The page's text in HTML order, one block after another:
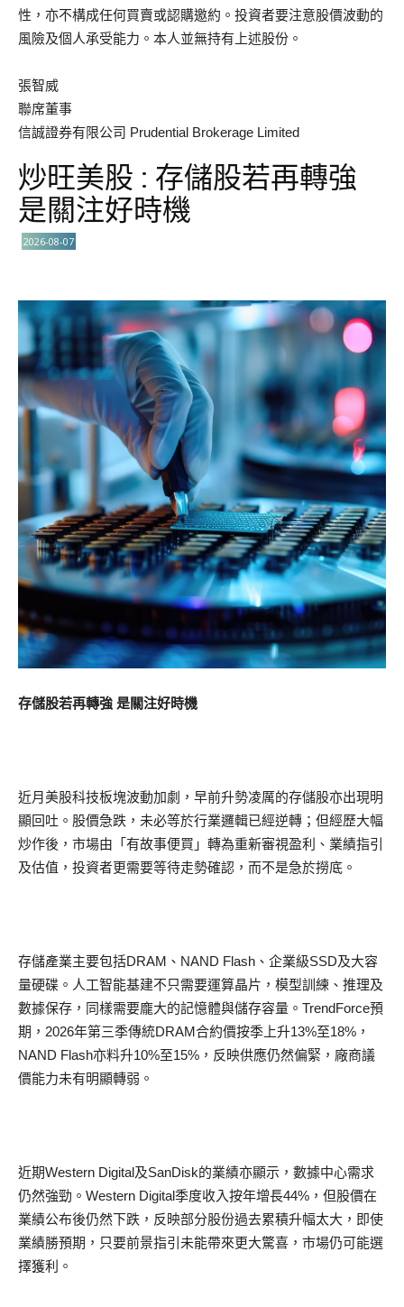
性，亦不構成任何買賣或認購邀約。投資者要注意股價波動的
風險及個人承受能力。本人並無持有上述股份。
張智威
聯席董事
信誠證券有限公司 Prudential Brokerage Limited
炒旺美股 : 存儲股若再轉強
是關注好時機
2026-08-07
存儲股若再轉強 是關注好時機
近月美股科技板塊波動加劇，早前升勢凌厲的存儲股亦出現明
顯回吐。股價急跌，未必等於行業邏輯已經逆轉；但經歷大幅
炒作後，市場由「有故事便買」轉為重新審視盈利、業績指引
及估值，投資者更需要等待走勢確認，而不是急於撈底。
存儲產業主要包括DRAM、NAND Flash、企業級SSD及大容
量硬碟。人工智能基建不只需要運算晶片，模型訓練、推理及
數據保存，同樣需要龐大的記憶體與儲存容量。TrendForce預
期，2026年第三季傳統DRAM合約價按季上升13%至18%，
NAND Flash亦料升10%至15%，反映供應仍然偏緊，廠商議
價能力未有明顯轉弱。
近期Western Digital及SanDisk的業績亦顯示，數據中心需求
仍然強勁。Western Digital季度收入按年增長44%，但股價在
業績公布後仍然下跌，反映部分股份過去累積升幅太大，即使
業績勝預期，只要前景指引未能帶來更大驚喜，市場仍可能選
擇獲利。